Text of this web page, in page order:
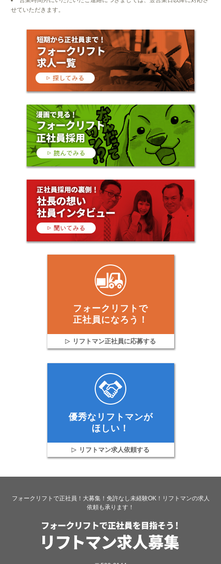
せていただきます。
フォークリフトで
正社員になろう！
リフトマン正社員に応募する
優秀なリフトマンが
ほしい！
リフトマン求人依頼する
フォークリフトで正社員！大募集！免許なし未経験OK！リフトマンの求人
依頼も承ります！